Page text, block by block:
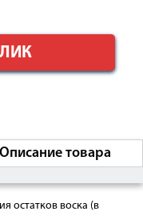
Описание товара
остатков воска (в